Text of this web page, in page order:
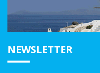
NEWSLETTER